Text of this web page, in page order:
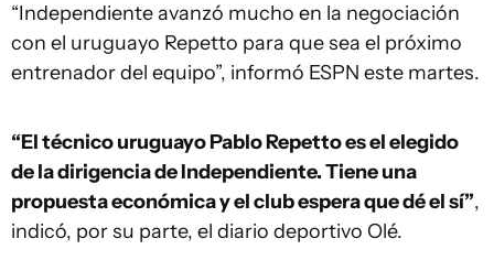
“Independiente avanzó mucho en la negociación
con el uruguayo Repetto para que sea el próximo
entrenador del equipo”, informó ESPN este martes.
“El técnico uruguayo Pablo Repetto es el elegido
de la dirigencia de Independiente. Tiene una
propuesta económica y el club espera que dé el sí”,
indicó, por su parte, el diario deportivo Olé.